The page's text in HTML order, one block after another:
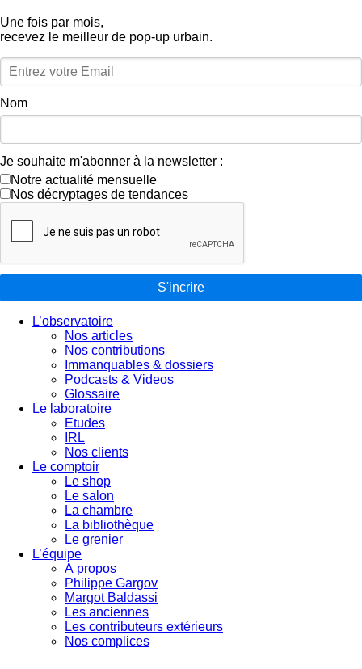
Une fois par mois,
recevez le meilleur de pop‑up urbain.
Nom
Je souhaite m'abonner à la newsletter :
Notre actualité mensuelle
Nos décryptages de tendances
S'incrire
L’observatoire
Nos articles
Nos contributions
Immanquables & dossiers
Podcasts & Videos
Glossaire
Le laboratoire
Etudes
IRL
Nos clients
Le comptoir
Le shop
Le salon
La chambre
La bibliothèque
Le grenier
L’équipe
À propos
Philippe Gargov
Margot Baldassi
Les anciennes
Les contributeurs extérieurs
Nos complices